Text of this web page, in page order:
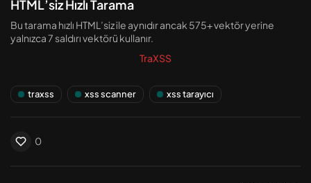
HTML’siz Hızlı Tarama
Bu tarama hızlı HTML’siz ile aynıdır ancak 575+ vektör yerine
yalnızca 7 saldırı vektörü kullanır.
TraXSS
traxss xss scanner xss tarayıcı
0